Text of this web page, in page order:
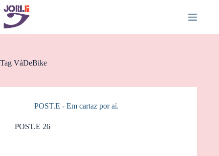
Pular
para
conteúdo
Tag VáDeBike
POST.E - Em cartaz por aí.
POST.E 26